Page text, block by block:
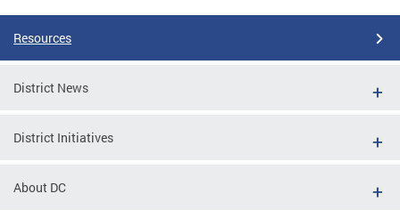
Resources
District News
District Initiatives
About DC